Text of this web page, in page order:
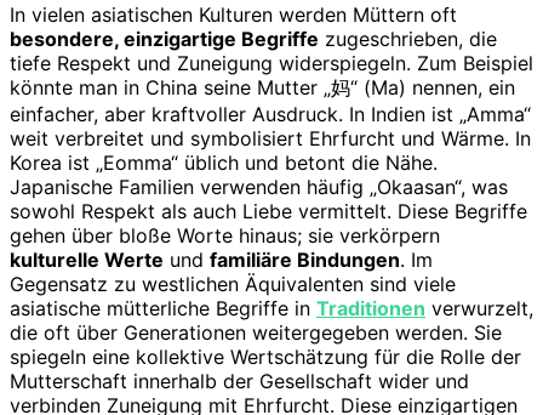
In vielen asiatischen Kulturen werden Müttern oft
besondere, einzigartige Begriffe zugeschrieben, die
tiefe Respekt und Zuneigung widerspiegeln. Zum Beispiel
könnte man in China seine Mutter „妈“ (Ma) nennen, ein
einfacher, aber kraftvoller Ausdruck. In Indien ist „Amma“
weit verbreitet und symbolisiert Ehrfurcht und Wärme. In
Korea ist „Eomma“ üblich und betont die Nähe.
Japanische Familien verwenden häufig „Okaasan“, was
sowohl Respekt als auch Liebe vermittelt. Diese Begriffe
gehen über bloße Worte hinaus; sie verkörpern
kulturelle Werte und familiäre Bindungen. Im
Gegensatz zu westlichen Äquivalenten sind viele
asiatische mütterliche Begriffe in Traditionen verwurzelt,
die oft über Generationen weitergegeben werden. Sie
spiegeln eine kollektive Wertschätzung für die Rolle der
Mutterschaft innerhalb der Gesellschaft wider und
verbinden Zuneigung mit Ehrfurcht. Diese einzigartigen